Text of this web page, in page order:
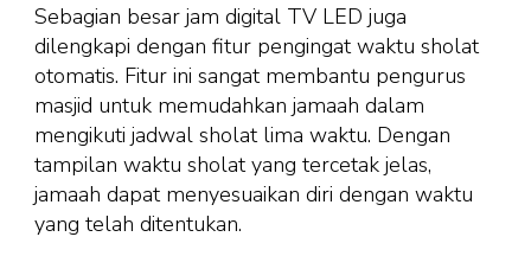
Sebagian besar jam digital TV LED juga
dilengkapi dengan fitur pengingat waktu sholat
otomatis. Fitur ini sangat membantu pengurus
masjid untuk memudahkan jamaah dalam
mengikuti jadwal sholat lima waktu. Dengan
tampilan waktu sholat yang tercetak jelas,
jamaah dapat menyesuaikan diri dengan waktu
yang telah ditentukan.